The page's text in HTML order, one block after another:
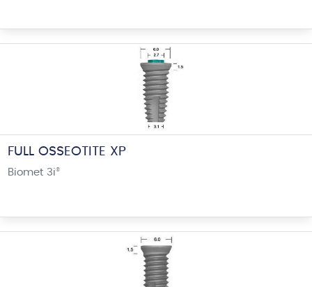
FULL OSSEOTITE XP
Biomet 3i®